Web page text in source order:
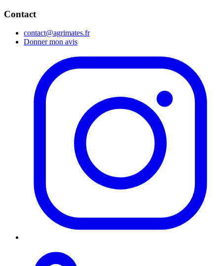
Contact
contact@agrimates.fr
Donner mon avis